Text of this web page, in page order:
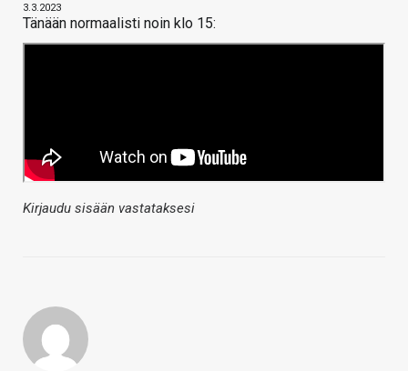
3.3.2023
Tänään normaalisti noin klo 15:
Kirjaudu sisään vastataksesi